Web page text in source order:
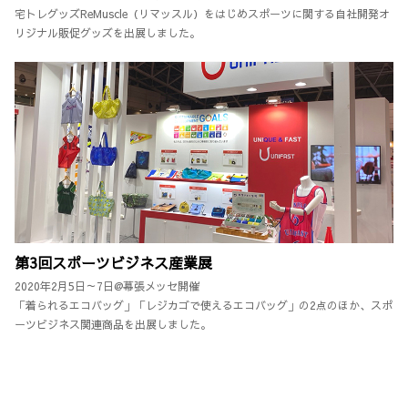
宅トレグッズReMuscle（リマッスル）をはじめスポーツに関する自社開発オ
リジナル販促グッズを出展しました。
第3回スポーツビジネス産業展
2020年2月5日～7日@幕張メッセ開催
「着られるエコバッグ」「レジカゴで使えるエコバッグ」の2点のほか、スポ
ーツビジネス関連商品を出展しました。